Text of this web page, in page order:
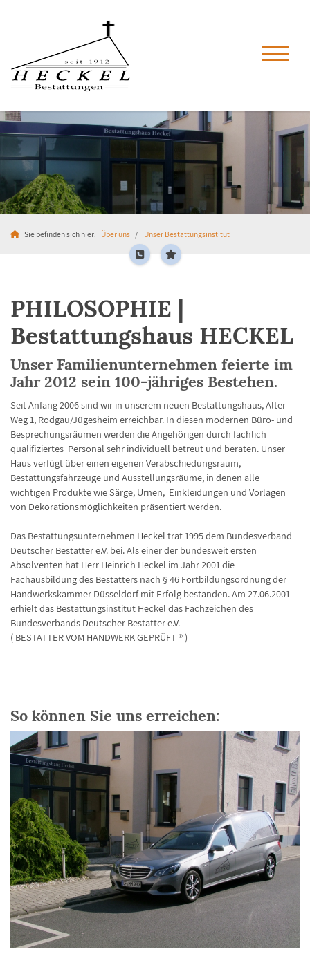
Sie befinden sich hier: Über uns Unser Bestattungsinstitut
PHILOSOPHIE |
Bestattungshaus HECKEL
Unser Familienunternehmen feierte im
Jahr 2012 sein 100-jähriges Bestehen.
Seit Anfang 2006 sind wir in unserem neuen Bestattungshaus, Alter
Weg 1, Rodgau/Jügesheim erreichbar. In diesen modernen Büro- und
Besprechungsräumen werden die Angehörigen durch fachlich
qualifiziertes Personal sehr individuell betreut und beraten. Unser
Haus verfügt über einen eigenen Verabschiedungsraum,
Bestattungsfahrzeuge und Ausstellungsräume, in denen alle
wichtigen Produkte wie Särge, Urnen, Einkleidungen und Vorlagen
von Dekorationsmöglichkeiten präsentiert werden.
Das Bestattungsunternehmen Heckel trat 1995 dem Bundesverband
Deutscher Bestatter e.V. bei. Als einer der bundesweit ersten
Absolventen hat Herr Heinrich Heckel im Jahr 2001 die
Fachausbildung des Bestatters nach § 46 Fortbildungsordnung der
Handwerkskammer Düsseldorf mit Erfolg bestanden. Am 27.06.2001
erhielt das Bestattungsinstitut Heckel das Fachzeichen des
Bundesverbands Deutscher Bestatter e.V.
( BESTATTER VOM HANDWERK GEPRÜFT ® )
So können Sie uns erreichen: